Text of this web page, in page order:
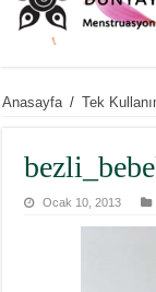
Anasayfa / Tek
Ocak 10, 2013